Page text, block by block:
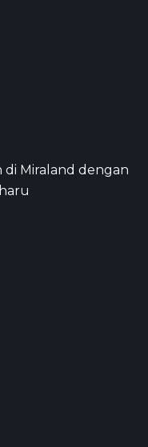
di Miraland dengan